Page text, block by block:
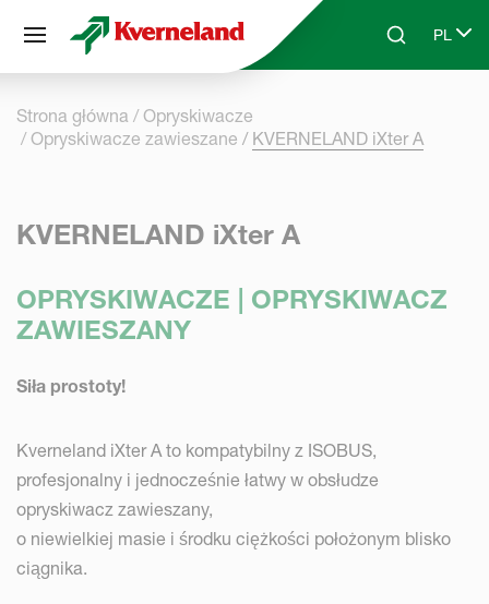
Skip to main contentSearchPL
Select
Strona główna
Opryskiwacze
Opryskiwacze zawieszane
KVERNELAND iXter A
KVERNELAND iXter A
OPRYSKIWACZE | OPRYSKIWACZ
ZAWIESZANY
Siła prostoty!
Kverneland iXter A to kompatybilny z ISOBUS,
profesjonalny i jednocześnie łatwy w obsłudze
opryskiwacz zawieszany,
o niewielkiej masie i środku ciężkości położonym blisko
ciągnika.
Panel zarządzania plikami cookies